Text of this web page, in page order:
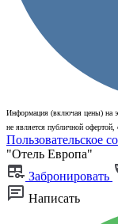
Информация (включая цены) на
не является публичной
Пользовательское
"Отель Европа"
Забронировать
Написать